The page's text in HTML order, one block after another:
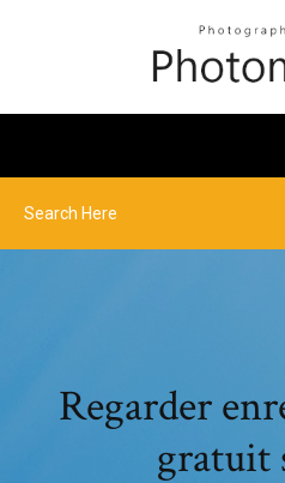
Regarder
gratuit